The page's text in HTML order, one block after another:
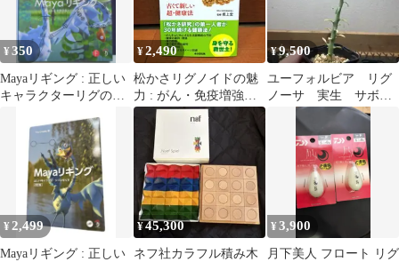
¥350
Mayaリギング : 正しい
キャラクターリグの作
¥2,490
松かさリグノイドの魅
力 : がん・免疫増強・
抗ウイルス・抗炎症・
抗UV : 古…
¥9,500
ユーフォルビア リグ
ノーサ 実生 サボテ
ン パキポディウム
コーデックス アガベ
¥ 2,499
Mayaリギング : 正しい
¥45,300
ネフ社カラフル積み木
¥3,900
月下美人 フロート リグ